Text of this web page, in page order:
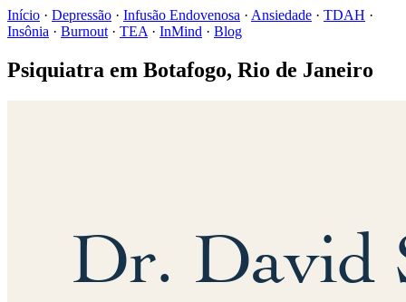
Início · Depressão · Infusão Endovenosa · Ansiedade · TDAH ·
Insônia · Burnout · TEA · InMind · Blog
Psiquiatra em Botafogo, Rio de Janeiro